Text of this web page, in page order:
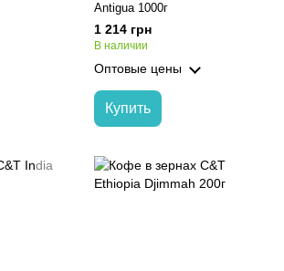
Antigua 1000г
1 214 грн
В наличии
Оптовые цены
Купить